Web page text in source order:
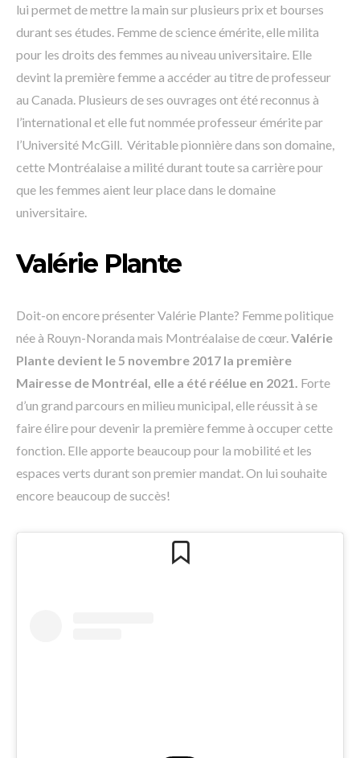
lui permet de mettre la main sur plusieurs prix et bourses
durant ses études. Femme de science émérite, elle milita
pour les droits des femmes au niveau universitaire. Elle
devint la première femme a accéder au titre de professeur
au Canada. Plusieurs de ses ouvrages ont été reconnus à
l’international et elle fut nommée professeur émérite par
l’Université McGill. Véritable pionnière dans son domaine,
cette Montréalaise a milité durant toute sa carrière pour
que les femmes aient leur place dans le domaine
universitaire.
Valérie Plante
Doit-on encore présenter Valérie Plante? Femme politique
née à Rouyn-Noranda mais Montréalaise de cœur. Valérie
Plante devient le 5 novembre 2017 la première
Mairesse de Montréal, elle a été réélue en 2021. Forte
d’un grand parcours en milieu municipal, elle réussit à se
faire élire pour devenir la première femme à occuper cette
fonction. Elle apporte beaucoup pour la mobilité et les
espaces verts durant son premier mandat. On lui souhaite
encore beaucoup de succès!